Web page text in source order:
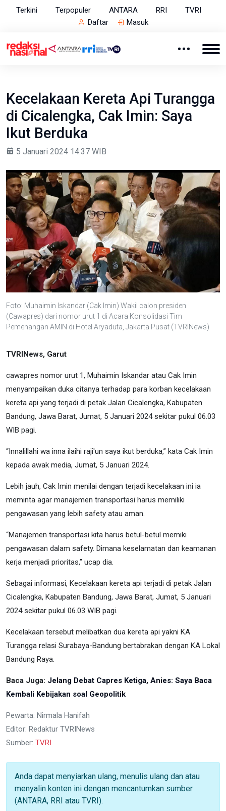
Terkini Terpopuler ANTARA RRI
TVRI
Daftar
Masuk
Kecelakaan Kereta Api Turangga
di Cicalengka, Cak Imin: Saya
Ikut Berduka
5 Januari 2024 14:37 WIB
Foto: Muhaimin Iskandar (Cak Imin) Wakil calon presiden
(Cawapres) dari nomor urut 1 di Acara Konsolidasi Tim
Pemenangan AMIN di Hotel Aryaduta, Jakarta Pusat (TVRINews)
TVRINews, Garut
cawapres nomor urut 1, Muhaimin Iskandar atau Cak Imin
menyampaikan duka citanya terhadap para korban kecelakaan
kereta api yang terjadi di petak Jalan Cicalengka, Kabupaten
Bandung, Jawa Barat, Jumat, 5 Januari 2024 sekitar pukul 06.03
WIB pagi.
“Innalillahi wa inna ilaihi raji'un saya ikut berduka,” kata Cak Imin
kepada awak media, Jumat, 5 Januari 2024.
Lebih jauh, Cak Imin menilai dengan terjadi kecelakaan ini ia
meminta agar manajemen transportasi harus memiliki
pengawasan yang lebih safety atau aman.
“Manajemen transportasi kita harus betul-betul memiki
pengawasan dalam safety. Dimana keselamatan dan keamanan
kerja menjadi prioritas,” ucap dia.
Sebagai informasi, Kecelakaan kereta api terjadi di petak Jalan
Cicalengka, Kabupaten Bandung, Jawa Barat, Jumat, 5 Januari
2024 sekitar pukul 06.03 WIB pagi.
Kecelakaan tersebut melibatkan dua kereta api yakni KA
Turangga relasi Surabaya-Bandung bertabrakan dengan KA Lokal
Bandung Raya.
Baca Juga: Jelang Debat Capres Ketiga, Anies: Saya Baca
Kembali Kebijakan soal Geopolitik
Pewarta: Nirmala Hanifah
Editor: Redaktur TVRINews
Sumber: TVRI
Anda dapat menyiarkan ulang, menulis ulang dan atau
menyalin konten ini dengan mencantumkan sumber
(ANTARA, RRI atau TVRI).